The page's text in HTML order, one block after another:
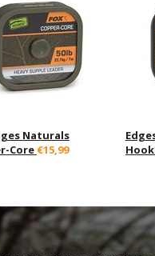
Naturals
Core €15,99